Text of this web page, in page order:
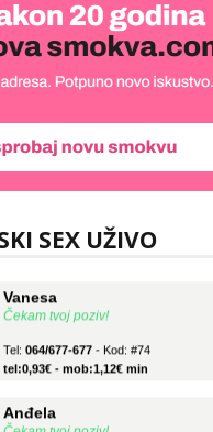
SEX UŽIVO
tel:0,93€ - mob:1,12€ min
Čekam tvoj poziv!
tel:0,93€ - mob:1,12€ min
Čekam tvoj poziv!